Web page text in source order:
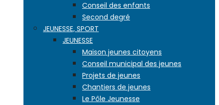
Conseil des enfants
Second degré
JEUNESSE, SPORT
JEUNESSE
Maison jeunes citoyens
Conseil municipal des jeunes
Projets de jeunes
Chantiers de jeunes
Le Pôle Jeunesse